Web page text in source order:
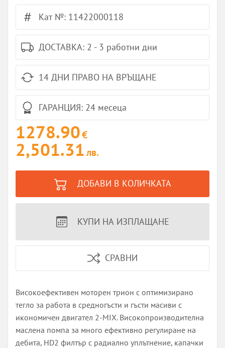
Кат №: 11422000118
ДОСТАВКА: 2 - 3 работни дни
14 ДНИ ПРАВО НА ВРЪЩАНЕ
ГАРАНЦИЯ: 24 месеца
1278.90€
2,501.31лв.
ДОБАВИ В КОЛИЧКАТА
КУПИ НА ИЗПЛАЩАНЕ
СРАВНИ
Високоефективен моторен трион с оптимизирано
тегло за работа в средногъсти и гъсти масиви с
икономичен двигател 2-МІХ. Високопроизводителна
маслена помпа за много ефективно регулиране на
дебита, HD2 филтър с радиално уплътнение, капачки